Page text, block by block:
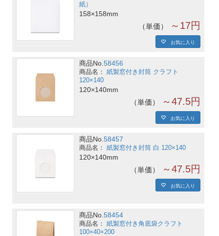
紙）
158×158mm
単価 ～17円
お気に入り
商品No. 58456
紙製窓付き封筒 クラフト
120×140
120×140mm
単価 ～47.5円
お気に入り
商品No. 58457
紙製窓付き封筒 白 120×140
120×140mm
単価 ～47.5円
お気に入り
商品No. 58454
紙製窓付き角底袋クラフト
100×40×200